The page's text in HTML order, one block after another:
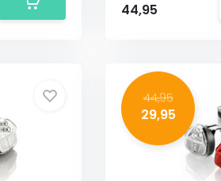
44,95
44,95
29,95